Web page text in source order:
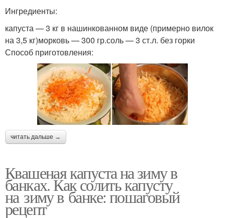
Ингредиенты:
капуста — 3 кг в нашинкованном виде (примерно вилок
на 3,5 кг)морковь — 300 гр.соль — 3 ст.л. без горки
Способ приготовления:
читать дальше →
Квашеная капуста на зиму в
банках. Как солить капусту
на зиму в банке: пошаговый
рецепт